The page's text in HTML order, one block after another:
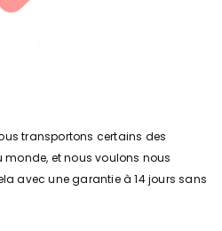
transportons certains des
et nous voulons nous
avec une garantie à 14 jours sans